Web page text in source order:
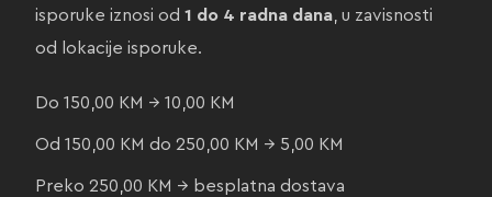
isporuke iznosi od 1 do 4 radna dana, u zavisnosti
od lokacije isporuke.
Do 150,00 KM → 10,00 KM
Od 150,00 KM do 250,00 KM → 5,00 KM
Preko 250,00 KM → besplatna dostava